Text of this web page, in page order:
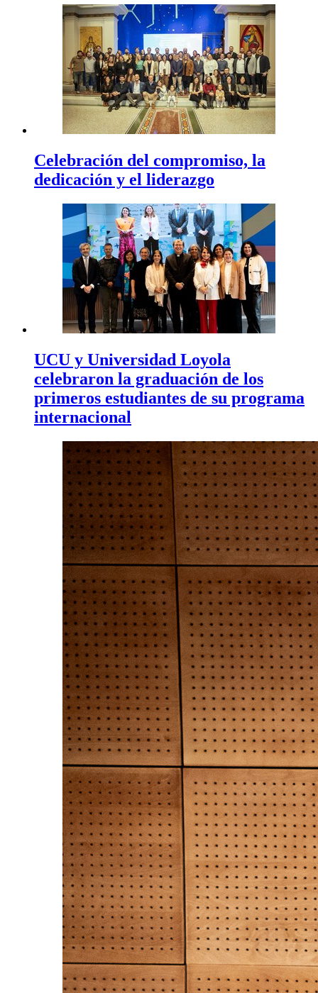
Celebración del compromiso, la
dedicación y el liderazgo
UCU y Universidad Loyola
celebraron la graduación de los
primeros estudiantes de su programa
internacional